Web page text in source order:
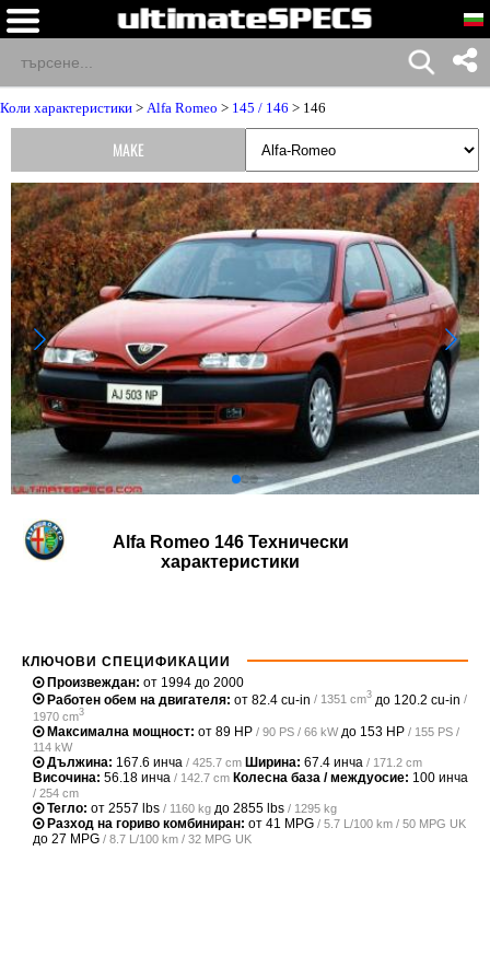
Коли характеристики > Alfa Romeo > 145 / 146 > 146
Alfa Romeo 146 Технически
характеристики
КЛЮЧОВИ СПЕЦИФИКАЦИИ
Произвеждан: от 1994 до 2000
Работен обем на двигателя: от 82.4 cu-in / 1351 cm3 до 120.2 cu-in /
1970 cm3
Максимална мощност: от 89 HP / 90 PS / 66 kWдо 153 HP / 155 PS /
114 kW
Дължина: 167.6 инча / 425.7 cm Ширина: 67.4 инча / 171.2 cm
Височина: 56.18 инча / 142.7 cm Колесна база / междуосие: 100 инча
/ 254 cm
Тегло: от 2557 lbs / 1160 kg до 2855 lbs / 1295 kg
Разход на гориво комбиниран: от 41 MPG / 5.7 L/100 km / 50 MPG UK
до 27 MPG / 8.7 L/100 km / 32 MPG UK
MAKE